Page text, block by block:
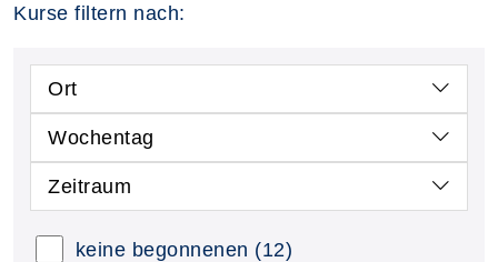
Kurse filtern nach:
Ort
Wochentag
Zeitraum
keine begonnenen (12)